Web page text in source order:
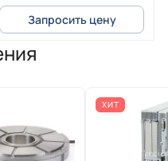
зажим под кольцевой
наконечник
Запросить цену
ХИТ